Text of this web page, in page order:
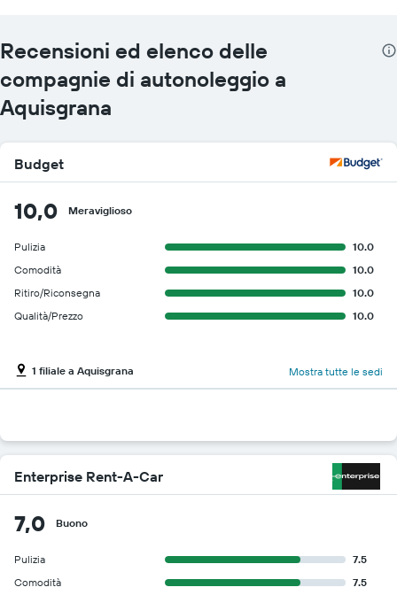
Recensioni ed elenco delle
compagnie di autonoleggio a
Aquisgrana
Budget
10,0 Meraviglioso
Pulizia
10.0
Comodità
10.0
Ritiro/Riconsegna
10.0
Qualità/Prezzo
10.0
1 filiale a Aquisgrana Mostra tutte le sedi
Enterprise Rent-A-Car
7,0 Buono
Pulizia
7.5
Comodità
7.5